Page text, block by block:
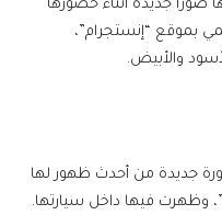
صورًا جديدة أثناء حضورها
بموقع “إنستجرام”،
والأبيض.
جديدة من أحدث ظهور لها
وظهرت فيها داخل سيارتها.